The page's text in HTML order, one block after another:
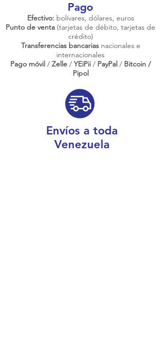
Pago
Efectivo: bolívares, dólares, euros
Punto de venta (tarjetas de débito, tarjetas de
crédito)
Transferencias bancariasnacionales e
internacionales
Pago móvil / Zelle / YEiPii / PayPal / Bitcoin /
Pipol
Envíos a toda
Venezuela